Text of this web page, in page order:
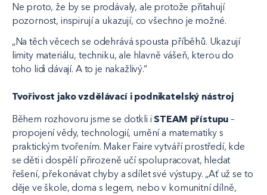
Ne proto, že by se prodávaly, ale protože přitahují
pozornost, inspirují a ukazují, co všechno je možné.
„Na těch věcech se odehrává spousta příběhů. Ukazují
limity materiálu, techniku, ale hlavně vášeň, kterou do
toho lidi dávají. A to je nakažlivý.“
Tvořivost jako vzdělávací i podnikatelský nástroj
Během rozhovoru jsme se dotkli iSTEAM přístupu –
propojení vědy, technologií, umění a matematiky s
praktickým tvořením. Maker Faire vytváří prostředí, kde
se děti i dospělí přirozeně učí spolupracovat, hledat
řešení, překonávat chyby a sdílet své výstupy. „Ať už se to
děje ve škole, doma s legem, nebo v komunitní dílně,